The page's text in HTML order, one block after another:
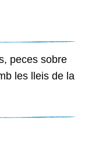
peces sobre
les lleis de la